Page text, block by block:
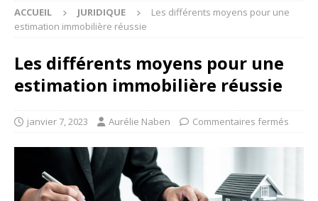
ACCUEIL JURIDIQUE
Les différents moyens pour une
estimation immobilière réussie
Les différents moyens pour une
estimation immobilière réussie
janvier 7, 2023 Aurélie Naben Commentaires fermés